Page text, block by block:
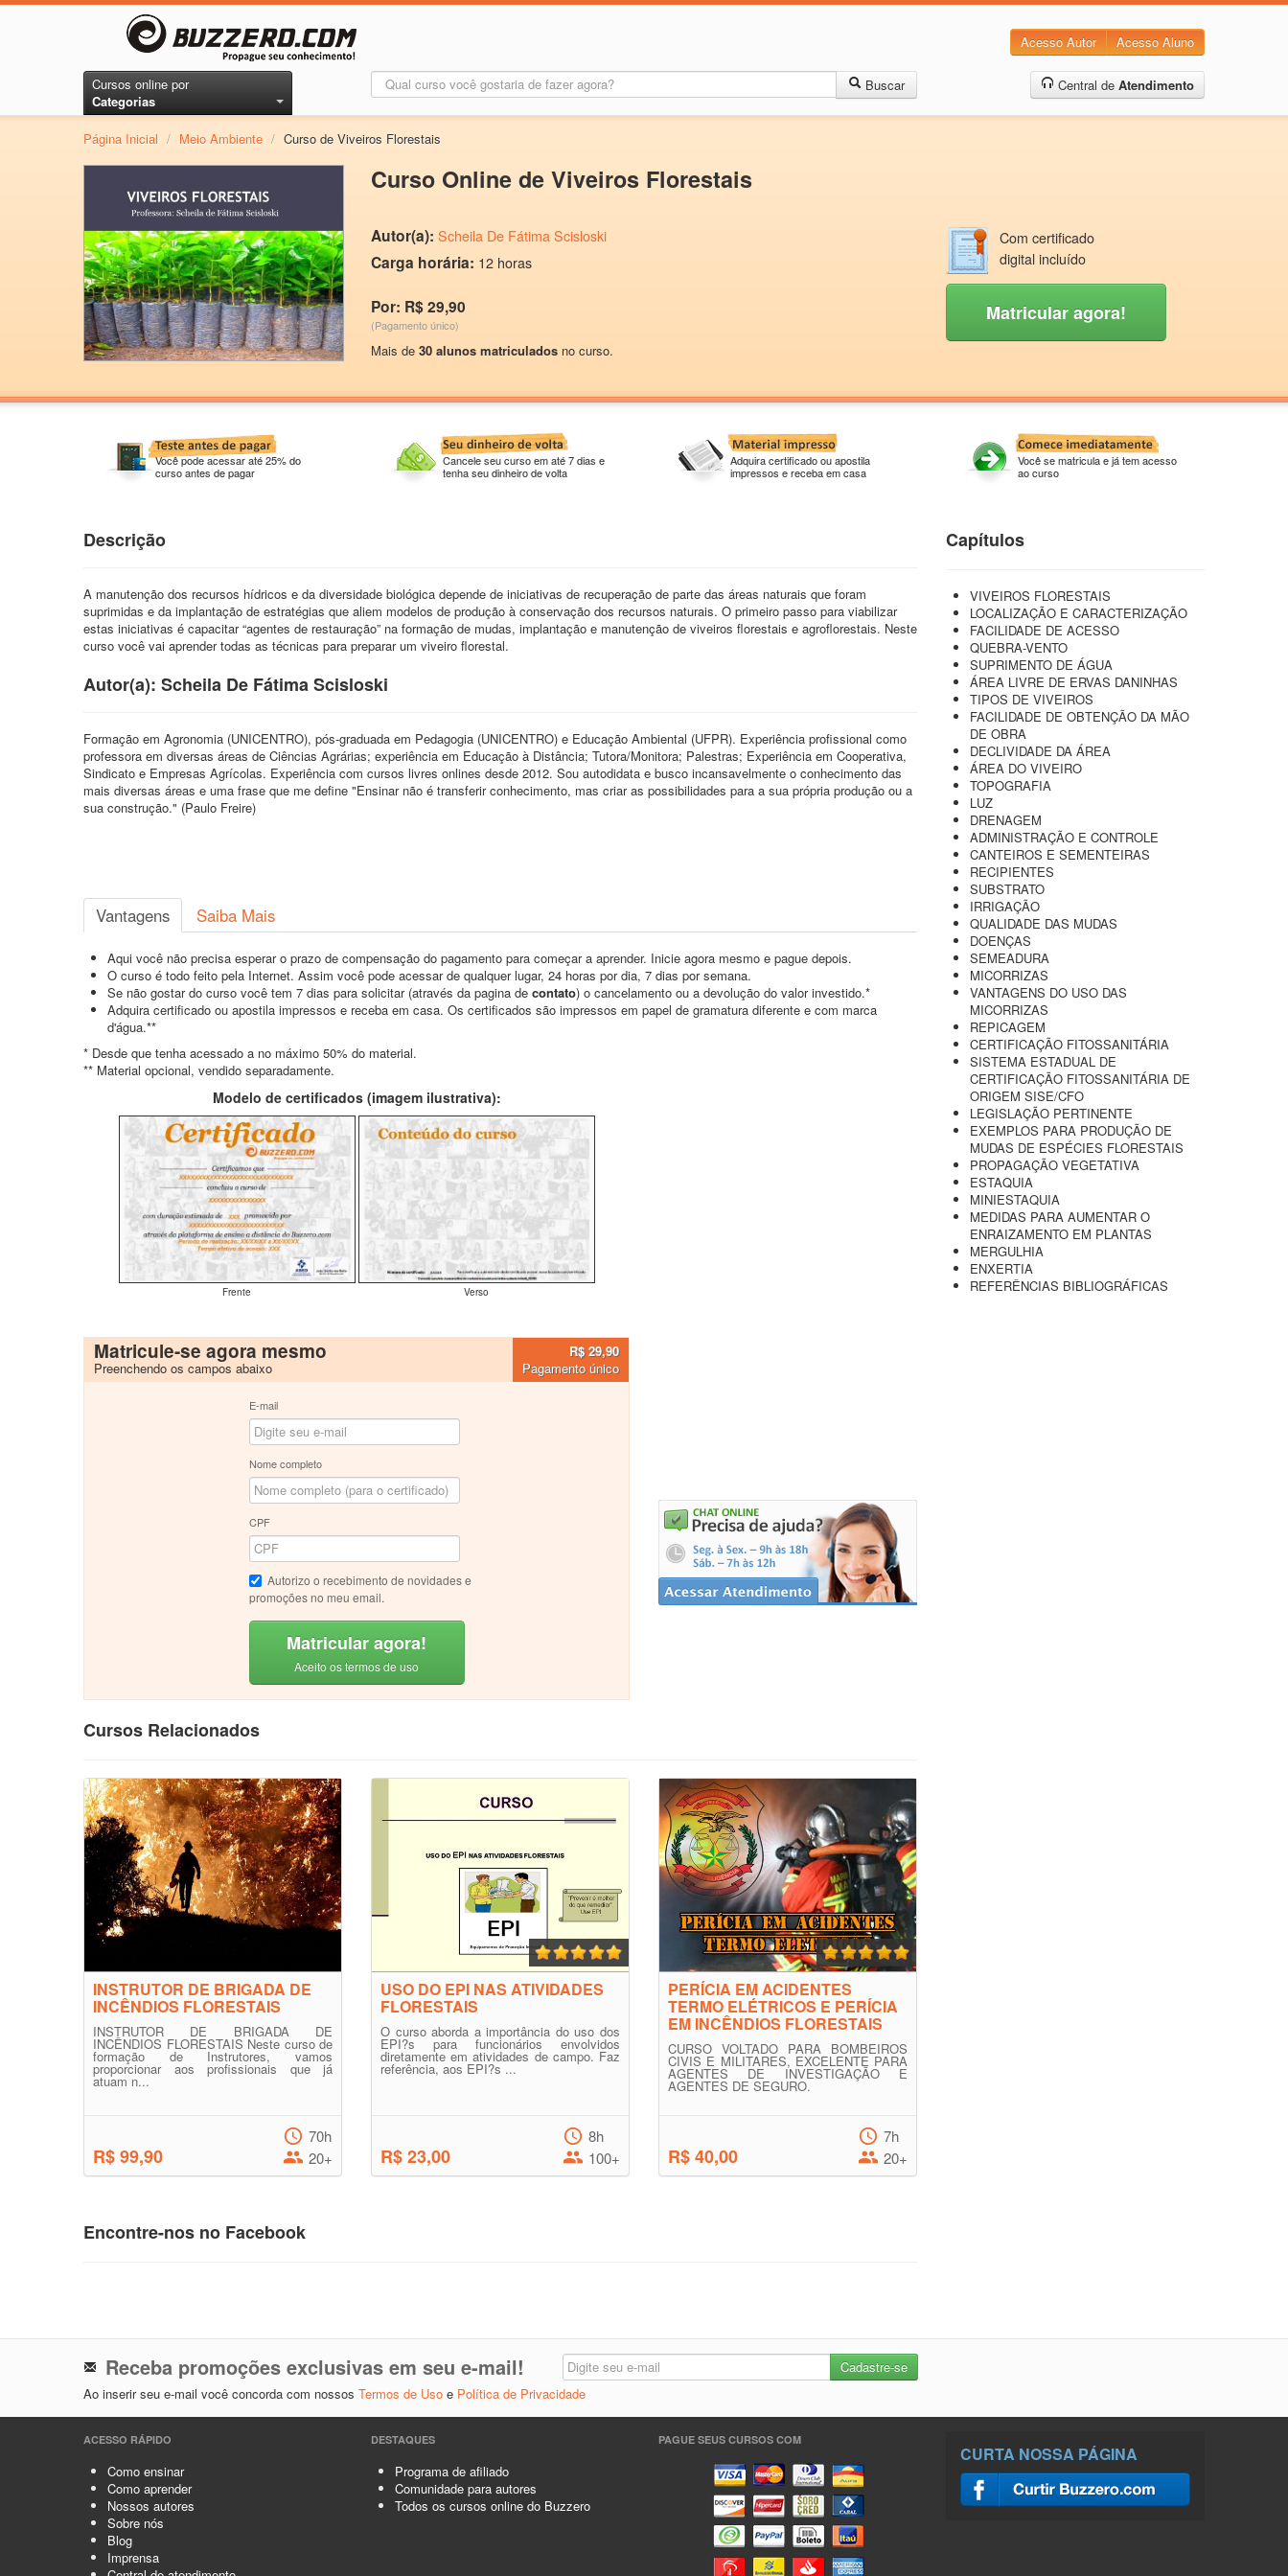
Acesso Autor Acesso Aluno
Cursos online por
Categorias
Buscar Central de Atendimento
Página Inicial / Meio Ambiente / Curso de Viveiros Florestais
Curso Online de Viveiros Florestais
Autor(a): Scheila De Fátima Scisloski
Carga horária: 12 horas
Por: R$ 29,90
(Pagamento único)
Mais de 30 alunos matriculados no curso.
Com certificado
digital incluído
Matricular agora!
Você pode acessar até 25% do
curso antes de pagar
Cancele seu curso em até 7 dias e
tenha seu dinheiro de volta
Adquira certificado ou apostila
impressos e receba em casa
Você se matricula e já tem acesso
ao curso
Descrição
A manutenção dos recursos hídricos e da diversidade biológica depende de iniciativas de recuperação de parte das áreas naturais que foram
suprimidas e da implantação de estratégias que aliem modelos de produção à conservação dos recursos naturais. O primeiro passo para viabilizar
estas iniciativas é capacitar “agentes de restauração” na formação de mudas, implantação e manutenção de viveiros florestais e agroflorestais. Neste
curso você vai aprender todas as técnicas para preparar um viveiro florestal.
Autor(a): Scheila De Fátima Scisloski
Formação em Agronomia (UNICENTRO), pós-graduada em Pedagogia (UNICENTRO) e Educação Ambiental (UFPR). Experiência profissional como
professora em diversas áreas de Ciências Agrárias; experiência em Educação à Distância; Tutora/Monitora; Palestras; Experiência em Cooperativa,
Sindicato e Empresas Agrícolas. Experiência com cursos livres onlines desde 2012. Sou autodidata e busco incansavelmente o conhecimento das
mais diversas áreas e uma frase que me define "Ensinar não é transferir conhecimento, mas criar as possibilidades para a sua própria produção ou a
sua construção." (Paulo Freire)
Vantagens Saiba Mais
Aqui você não precisa esperar o prazo de compensação do pagamento para começar a aprender. Inicie agora mesmo e pague depois.
O curso é todo feito pela Internet. Assim você pode acessar de qualquer lugar, 24 horas por dia, 7 dias por semana.
Se não gostar do curso você tem 7 dias para solicitar (através da pagina de contato) o cancelamento ou a devolução do valor investido.*
Adquira certificado ou apostila impressos e receba em casa. Os certificados são impressos em papel de gramatura diferente e com marca
d'água.**
* Desde que tenha acessado a no máximo 50% do material.
** Material opcional, vendido separadamente.
Modelo de certificados (imagem ilustrativa):
Frente Verso
Matricule-se agora mesmo
Preenchendo os campos abaixo
R$ 29,90
Pagamento único
E-mail
Nome completo
CPF
Autorizo o recebimento de novidades e
promoções no meu email.
Matricular agora!
Aceito os termos de uso
Cursos Relacionados
INSTRUTOR DE BRIGADA DE
INCÊNDIOS FLORESTAIS
INSTRUTOR DE BRIGADA DE
INCÊNDIOS FLORESTAIS Neste curso de
formação de Instrutores, vamos
proporcionar aos profissionais que já
atuam n...
R$ 99,90
70h
20+
USO DO EPI NAS ATIVIDADES
FLORESTAIS
O curso aborda a importância do uso dos
EPI?s para funcionários envolvidos
diretamente em atividades de campo. Faz
referência, aos EPI?s ...
R$ 23,00
8h
100+
PERÍCIA EM ACIDENTES
TERMO ELÉTRICOS E PERÍCIA
EM INCÊNDIOS FLORESTAIS
CURSO VOLTADO PARA BOMBEIROS
CIVIS E MILITARES, EXCELENTE PARA
AGENTES DE INVESTIGAÇÃO E
AGENTES DE SEGURO.
R$ 40,00
7h
20+
Encontre-nos no Facebook
Capítulos
VIVEIROS FLORESTAIS
LOCALIZAÇÃO E CARACTERIZAÇÃO
FACILIDADE DE ACESSO
QUEBRA-VENTO
SUPRIMENTO DE ÁGUA
ÁREA LIVRE DE ERVAS DANINHAS
TIPOS DE VIVEIROS
FACILIDADE DE OBTENÇÃO DA MÃO
DE OBRA
DECLIVIDADE DA ÁREA
ÁREA DO VIVEIRO
TOPOGRAFIA
LUZ
DRENAGEM
ADMINISTRAÇÃO E CONTROLE
CANTEIROS E SEMENTEIRAS
RECIPIENTES
SUBSTRATO
IRRIGAÇÃO
QUALIDADE DAS MUDAS
DOENÇAS
SEMEADURA
MICORRIZAS
VANTAGENS DO USO DAS
MICORRIZAS
REPICAGEM
CERTIFICAÇÃO FITOSSANITÁRIA
SISTEMA ESTADUAL DE
CERTIFICAÇÃO FITOSSANITÁRIA DE
ORIGEM SISE/CFO
LEGISLAÇÃO PERTINENTE
EXEMPLOS PARA PRODUÇÃO DE
MUDAS DE ESPÉCIES FLORESTAIS
PROPAGAÇÃO VEGETATIVA
ESTAQUIA
MINIESTAQUIA
MEDIDAS PARA AUMENTAR O
ENRAIZAMENTO EM PLANTAS
MERGULHIA
ENXERTIA
REFERÊNCIAS BIBLIOGRÁFICAS
Receba promoções exclusivas em seu e-mail!
Ao inserir seu e-mail você concorda com nossos Termos de Uso e Política de Privacidade
ACESSO RÁPIDO
Como ensinar
Como aprender
Nossos autores
Sobre nós
Blog
Imprensa
DESTAQUES
Programa de afiliado
Comunidade para autores
Todos os cursos online do Buzzero
PAGUE SEUS CURSOS COM
CURTA NOSSA PÁGINA